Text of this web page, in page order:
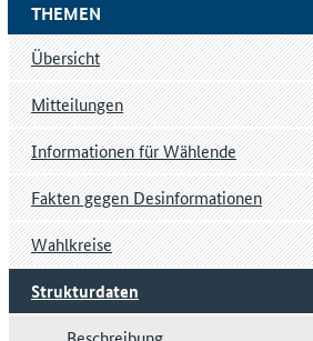
THEMEN
Übersicht
Mitteilungen
Informationen für Wählende
Fakten gegen Desinformationen
Wahlkreise
Strukturdaten